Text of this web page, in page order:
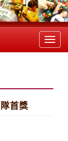
首獎